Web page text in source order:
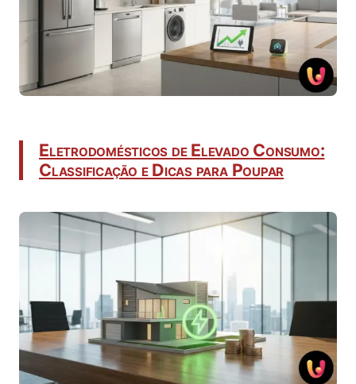
Eletrodomésticos de Elevado Consumo:
Classificação e Dicas para Poupar